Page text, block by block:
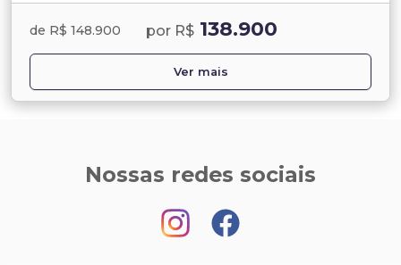
de R$ 148.900 por R$ 138.900
Ver mais
Nossas redes sociais